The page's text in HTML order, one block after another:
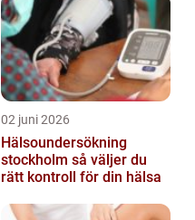
02 juni 2026
Hälsoundersökning
stockholm så väljer du
rätt kontroll för din hälsa